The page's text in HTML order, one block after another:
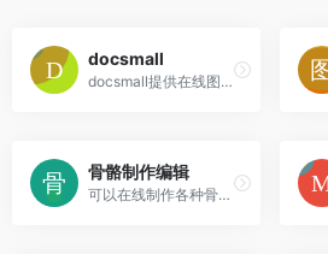
docsmall
docsmall提供在线图片压缩、GIF压缩、在线PDF压缩、PDF合并、PDF分割功能。
骨骼制作编辑
可以在线制作各种骨骼姿势，并且可以导出使用。